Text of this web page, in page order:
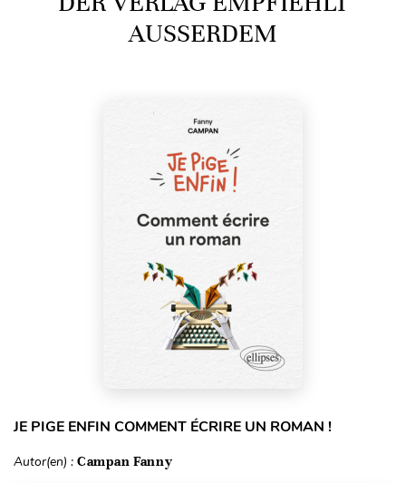
AUSSERDEM
JE PIGE ENFIN COMMENT ÉCRIRE UN ROMAN !
Autor(en) : Campan Fanny